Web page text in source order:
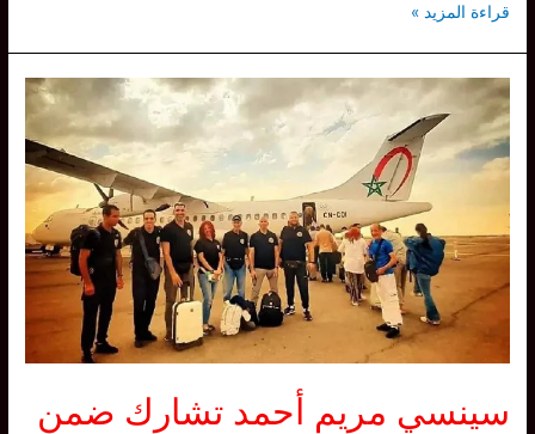
أبطال
للـ
ايكيدو
يجتازون
الاحزمة
الكيو
–
اغسطس
2023
قراءة المزيد »
سينسي مريم أحمد تشارك ضمن